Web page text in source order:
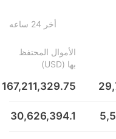
أخر 24 ساعه
الأموال المحتفظ
بها (USD)
167,211,329.75
30,626,394.1